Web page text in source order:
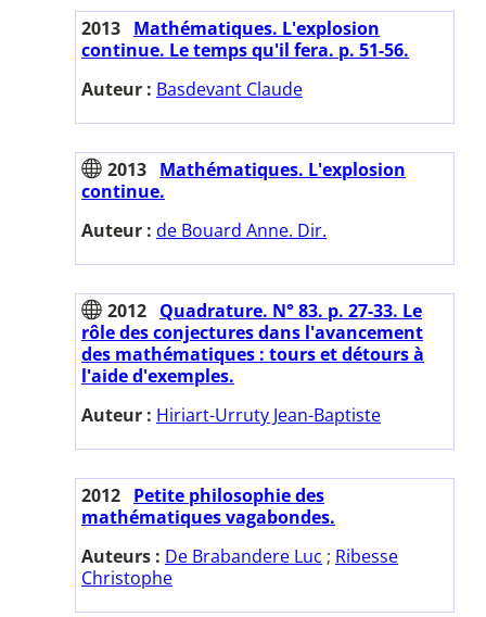
2013 Mathématiques. L'explosion
continue. Le temps qu'il fera. p. 51-56.
Auteur : Basdevant Claude
2013 Mathématiques. L'explosion
continue.
Auteur : de Bouard Anne. Dir.
2012 Quadrature. N° 83. p. 27-33. Le
rôle des conjectures dans l'avancement
des mathématiques : tours et détours à
l'aide d'exemples.
Auteur : Hiriart-Urruty Jean-Baptiste
2012 Petite philosophie des
mathématiques vagabondes.
Auteurs : De Brabandere Luc ; Ribesse
Christophe